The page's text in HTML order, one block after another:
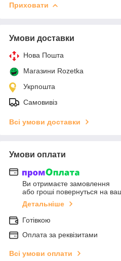
Приховати
Умови доставки
Нова Пошта
Магазини Rozetka
Укрпошта
Самовивіз
Всі умови доставки
Умови оплати
Ви отримаєте замовлення
або гроші повернуться на
Детальніше
Готівкою
Оплата за реквізитами
Всі умови оплати